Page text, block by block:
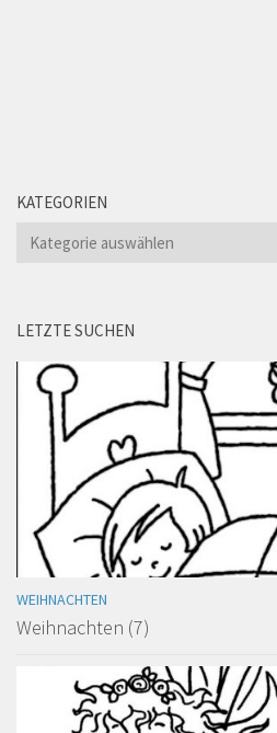
KATEGORIEN
Kategorien
LETZTE SUCHEN
WEIHNACHTEN
Weihnachten (7)